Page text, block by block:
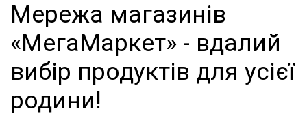
Мережа магазинів
«МегаМаркет» - вдалий
вибір продуктів для усієї
родини!